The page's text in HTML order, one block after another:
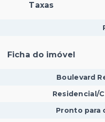
Taxas
Ficha do imóvel
Boulevard
Residencial/
Pronto para